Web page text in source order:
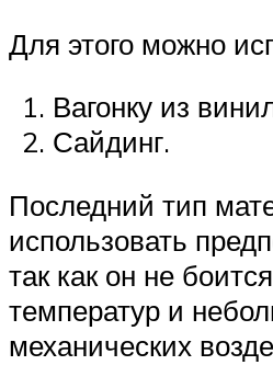
Для этого можно
Вагонку из
Сайдинг.
Последний тип
использовать
так как он не
температур и
механических